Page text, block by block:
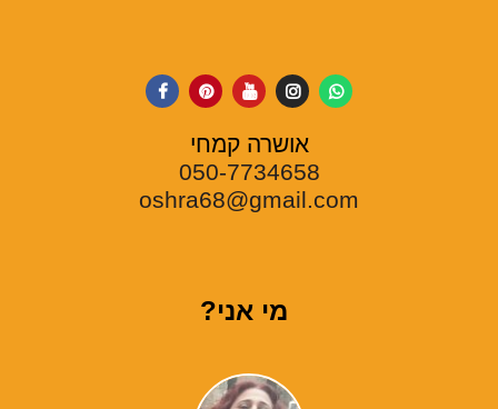
אושרה קמחי
050-7734658
oshra68@gmail.com
מי אני?